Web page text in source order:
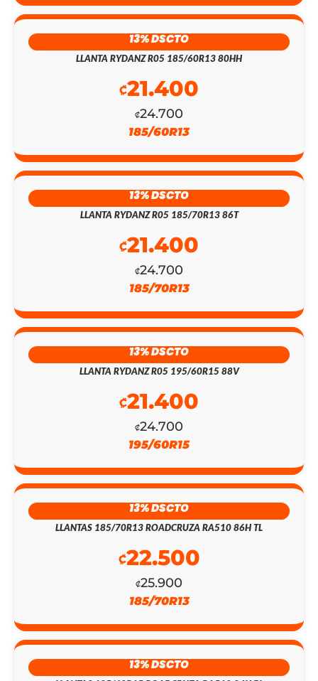
13% DSCTO
LLANTA RYDANZ R05 185/60R13 80HH
₡24.700
₡21.400
185/60R13
13% DSCTO
LLANTA RYDANZ R05 185/70R13 86T
₡24.700
₡21.400
185/70R13
13% DSCTO
LLANTA RYDANZ R05 195/60R15 88V
₡24.700
₡21.400
195/60R15
13% DSCTO
LLANTAS 185/70R13 ROADCRUZA RA510 86H TL
₡25.900
₡22.500
185/70R13
13% DSCTO
₡155.300.
₡135.000.
EL
PRECIO
ORIGINAL
EL
PRECIO
ACTUAL